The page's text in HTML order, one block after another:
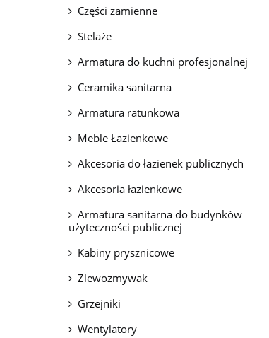
Części zamienne
Stelaże
Armatura do kuchni profesjonalnej
Ceramika sanitarna
Armatura ratunkowa
Meble Łazienkowe
Akcesoria do łazienek publicznych
Akcesoria łazienkowe
Armatura sanitarna do budynków
użyteczności publicznej
Kabiny prysznicowe
Zlewozmywak
Grzejniki
Wentylatory